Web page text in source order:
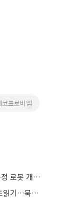
코프로비엠
라온로보틱스, 국내 유일 차세대 반도체 공정 로봇 개발 ‘고객사 테스트 진행’
신성에스티, 2300억 규모 미국법인 가동 초읽기…북미 ESS 공략 본격화